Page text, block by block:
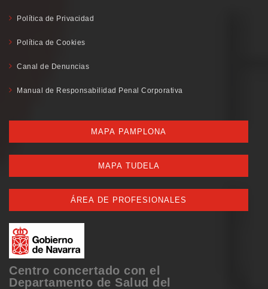
Política de Privacidad
Política de Cookies
Canal de Denuncias
Manual de Responsabilidad Penal Corporativa
MAPA PAMPLONA
MAPA TUDELA
ÁREA DE PROFESIONALES
Centro concertado con el
Departamento de Salud del